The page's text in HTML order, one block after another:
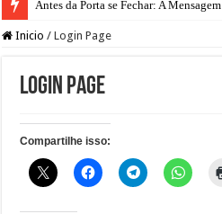
Antes da Porta se Fechar: A
Inicio / Login Page
Login Page
Compartilhe isso: